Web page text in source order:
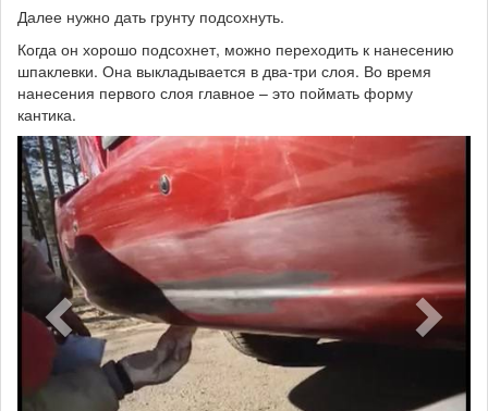
Далее нужно дать грунту подсохнуть.
Когда он хорошо подсохнет, можно переходить к нанесению
шпаклевки. Она выкладывается в два-три слоя. Во время
нанесения первого слоя главное – это поймать форму
кантика.